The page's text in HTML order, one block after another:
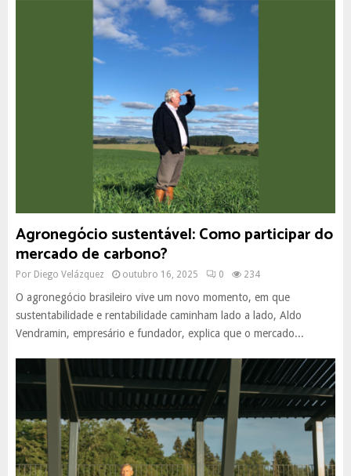
Agronegócio sustentável: Como participar do
mercado de carbono?
Por Diego Velázquez outubro 16, 2025 0 234
O agronegócio brasileiro vive um novo momento, em que
sustentabilidade e rentabilidade caminham lado a lado, Aldo
Vendramin, empresário e fundador, explica que o mercado...